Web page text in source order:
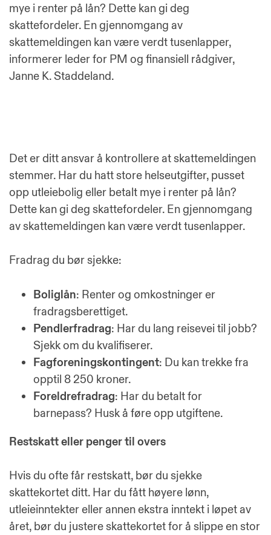
mye i renter på lån? Dette kan gi deg
skattefordeler. En gjennomgang av
skattemeldingen kan være verdt tusenlapper,
informerer leder for PM og finansiell rådgiver,
Janne K. Staddeland.
Det er ditt ansvar å kontrollere at skattemeldingen
stemmer. Har du hatt store helseutgifter, pusset
opp utleiebolig eller betalt mye i renter på lån?
Dette kan gi deg skattefordeler. En gjennomgang
av skattemeldingen kan være verdt tusenlapper.
Fradrag du bør sjekke:
Boliglån: Renter og omkostninger er
fradragsberettiget.
Pendlerfradrag: Har du lang reisevei til jobb?
Sjekk om du kvalifiserer.
Fagforeningskontingent: Du kan trekke fra
opptil 8 250 kroner.
Foreldrefradrag: Har du betalt for
barnepass? Husk å føre opp utgiftene.
Restskatt eller penger til overs
Hvis du ofte får restskatt, bør du sjekke
skattekortet ditt. Har du fått høyere lønn,
utleieinntekter eller annen ekstra inntekt i løpet av
året, bør du justere skattekortet for å slippe en stor